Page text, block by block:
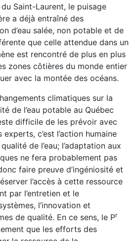
Saint-Laurent, le puisage
a déjà entraîné des
d’eau salée, non potable et de
que celle attendue dans un
est rencontré de plus en plus
zones côtières du monde entier
avec la montée des océans.
climatiques sur la
de l’eau potable au Québec
difficile de les prévoir avec
c’est l’action humaine
de l’eau; l’adaptation aux
ne fera probablement pas
faire preuve d’ingéniosité et
l’accès à cette ressource
par l’entretien et le
l’innovation et
de qualité. En ce sens, le Pr
que les efforts des